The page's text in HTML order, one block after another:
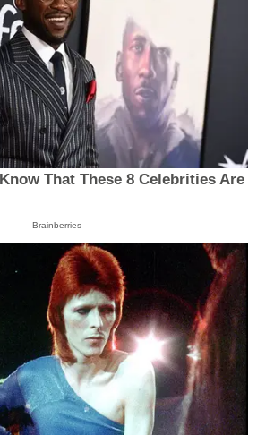
That These 8 Celebrities Are
Brainberries